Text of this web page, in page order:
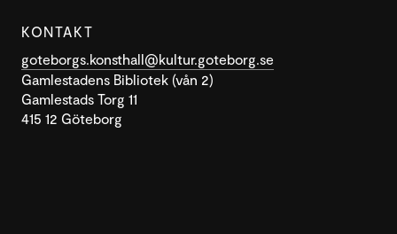
KONTAKT
goteborgs.konsthall@kultur.goteborg.se
Gamlestadens Bibliotek (vån 2)
Gamlestads Torg 11
415 12 Göteborg